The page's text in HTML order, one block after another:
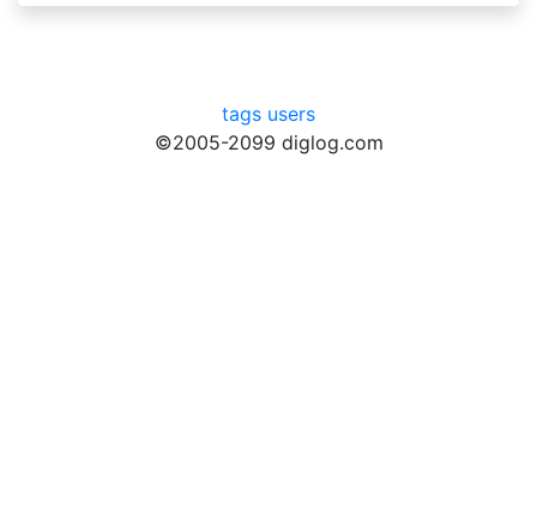
tags users
©2005-2099 diglog.com